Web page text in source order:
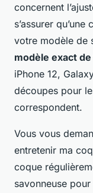
concernent
s’assurer
votre modèle de
modèle exact
iPhone 12,
découpes pour
correspondent.
Vous vous
entretenir ma
coque
savonneuse